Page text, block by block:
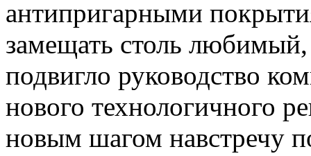
антипригарными
замещать столь
подвигло руководство
нового технологичного
новым шагом навстречу